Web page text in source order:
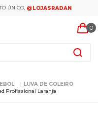
ÚNICO, @LOJASRADAN
0
LUVA DE GOLEIRO
Profissional Laranja